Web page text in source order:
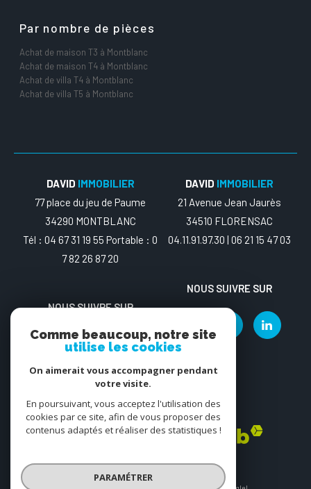
Par nombre de pièces
Achat de maison T3 à Montblanc
Achat de maison T4 à Montblanc
Achat de villa T4 à Montblanc
Achat de villa T5 à Montblanc
DAVID IMMOBILIER
77 place du jeu de Paume
34290 MONTBLANC
Tél : 04 67 31 19 55 Portable : 0
7 82 26 87 20
NOUS SUIVRE SUR
DAVID IMMOBILIER
21 Avenue Jean Jaurès
34510 FLORENSAC
04.11.91.97.30 | 06 21 15 47 03
NOUS SUIVRE SUR
ADHÉRENTS
Comme beaucoup, notre site
utilise les cookies
On aimerait vous accompagner pendant
votre visite.
En poursuivant, vous acceptez l'utilisation des
cookies par ce site, afin de vous proposer des
contenus adaptés et réaliser des statistiques !
PARAMÉTRER